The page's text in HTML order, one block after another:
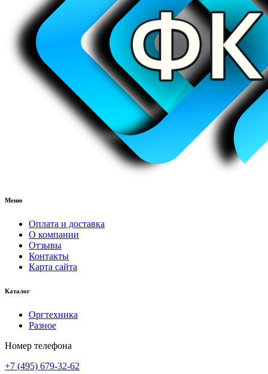
Меню
Оплата и доставка
О компании
Отзывы
Контакты
Карта сайта
Каталог
Оргтехника
Разное
Номер телефона
+7 (495) 679-32-62